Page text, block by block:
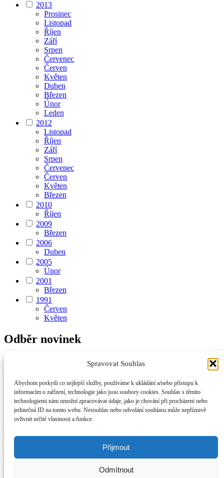
Spravovat Souhlas
Abychom poskytli co nejlepší služby, používáme k ukládání a/nebo přístupu k
informacím o zařízení, technologie jako jsou soubory cookies. Souhlas s těmito
technologiemi nám umožní zpracovávat údaje, jako je chování při procházení nebo
jedinečná ID na tomto webu. Nesouhlas nebo odvolání souhlasu může nepříznivě
ovlivnit určité vlastnosti a funkce.
Přijmout
Odmítnout
2013
Prosinec
Listopad
Říjen
Září
Srpen
Červenec
Červen
Květen
Duben
Březen
Únor
Leden
2012
Listopad
Říjen
Září
Srpen
Červenec
Červen
Květen
Březen
2010
Říjen
2009
Březen
2006
Duben
2005
Únor
2001
Březen
1991
Červen
Květen
Odběr novinek
Odesláním formuláře souhlasíte se zpracováním a uchováním
osobních údajů podle zákona č. 101/2000 Sb., Zákon o ochraně
osobních údajů. Osobní údaje mohou být vymazány na základě
Vašeho požadavku stejným způsobem, jakým byly zadány.